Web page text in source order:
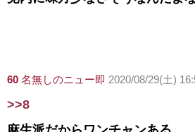
60 名無しのニュー即 2020/08/29(土)
>>8